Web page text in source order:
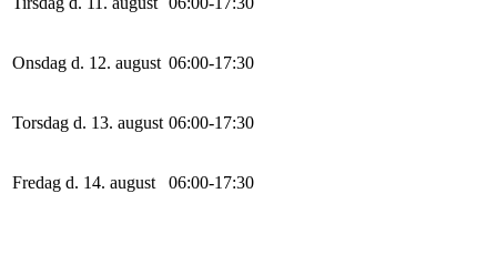
Onsdag d. 12. august 06:00-17:30
Torsdag d. 13. august 06:00-17:30
Fredag d. 14. august 06:00-17:30